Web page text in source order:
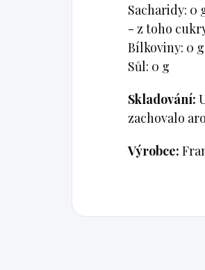
Sacharidy: 0
- z toho
Bílkoviny: 0 g
Sůl: 0 g
Skladování:
zachovalo
Výrobce: